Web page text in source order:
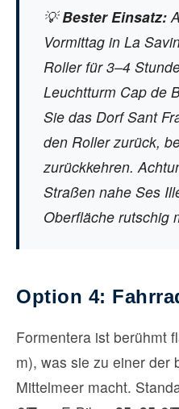
💡Bester Einsatz:
Vormittag in La
Roller für 3–4
Leuchtturm Cap de
Sie das Dorf Sant
den Roller zurück,
zurückkehren.
Straßen nahe Ses
Oberfläche rutschig
Option 4:
Formentera ist berühmt
m), was sie zu einer der
Mittelmeer macht.